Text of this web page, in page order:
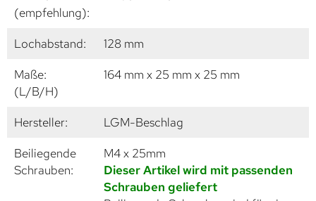
(empfehlung):
Lochabstand:
128 mm
Maße:
(L/B/H)
164 mm x 25 mm x 25 mm
Hersteller:
LGM-Beschlag
Beiliegende
Schrauben:
M4 x 25mm
Dieser Artikel wird mit passenden
Schrauben geliefert